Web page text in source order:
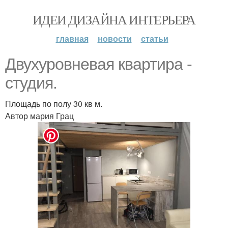
ИДЕИ ДИЗАЙНА ИНТЕРЬЕРА
главная новости статьи
Двухуровневая квартира -
студия.
Площадь по полу 30 кв м.
Автор мария Грац